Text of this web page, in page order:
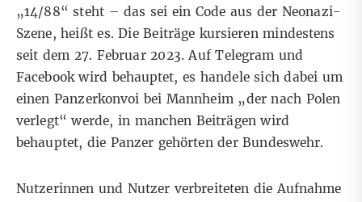
„14/88“ steht – das sei ein Code aus der Neonazi-
Szene, heißt es. Die Beiträge kursieren mindestens
seit dem 27. Februar 2023. AufTelegram und
Facebookwird behauptet, es handele sich dabei um
einen Panzerkonvoi bei Mannheim „der nach Polen
verlegt“ werde, in manchen Beiträgenwird
behauptet, die Panzer gehörten der Bundeswehr.
Nutzerinnen und Nutzer verbreiteten die Aufnahme